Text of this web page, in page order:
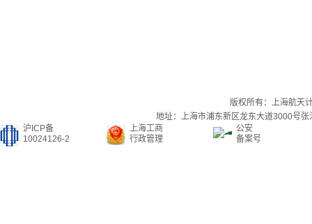
版权所有：上海航天
地址：上海市浦东新区龙东大道3000号
沪ICP备
10024126-2
上海工商
行政管理
公安
备案号